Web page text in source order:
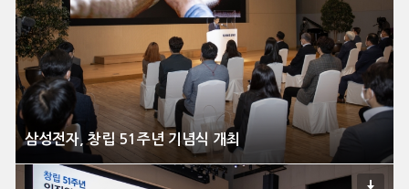
삼성전자, 창립 51주년 기념식 개최